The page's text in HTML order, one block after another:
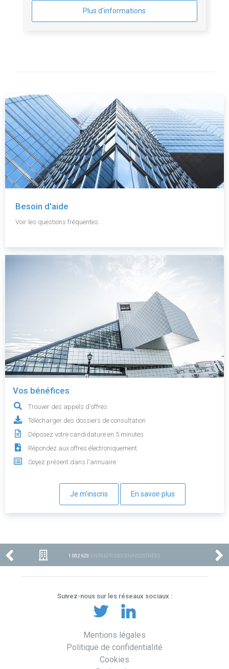
Plus d'informations
Besoin d'aide
Voir les questions fréquentes.
Vos bénéfices
Trouver des appels d'offres
Télécharger des dossiers de consultation
Déposez votre candidature en 5 minutes
Répondez aux offres électroniquement
Soyez présent dans l'annuaire
Je m'inscris En savoir plus
1 002 623 ENTREPRISES ENREGISTRÉES
Suivez-nous sur les réseaux sociaux :
Mentions légales
Politique de confidentialité
Cookies